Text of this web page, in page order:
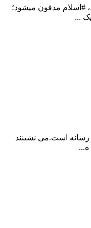
#اسلام مدفون میشود؛
...
رسانه است.می نشینند